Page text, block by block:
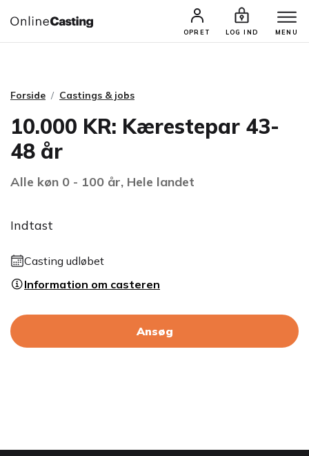
OPRET LOG IND MENU
CASTINGS & JOBS SØG PROFIL
Forside Castings & jobs
10.000 KR: Kærestepar 43-
48 år
Alle køn 0 - 100 år, Hele landet
Indtast
Casting udløbet
Information om casteren
Ansøg